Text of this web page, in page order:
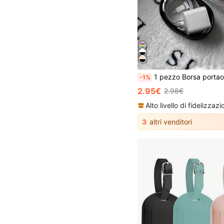
-1% 1 pezzo Borsa portaoggetti trasparente impermeabile con cerniera portatile per viaggi, organizer per accessori digitali,
2.95€ 2.98€
3 altri venditori